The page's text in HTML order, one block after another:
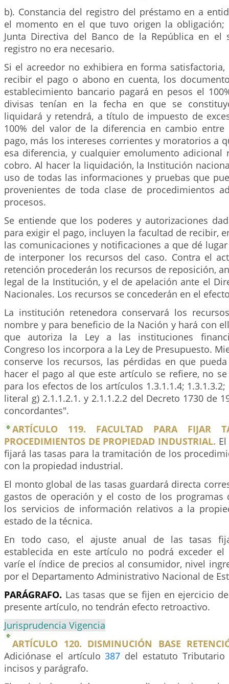
b). Constancia del registro del préstamo en a
el momento en el que tuvo origen la
Junta Directiva del Banco de la República en el
registro no era necesario.
Si el acreedor no exhibiera en forma
recibir el pago o abono en cuenta, los
establecimiento bancario pagará en pesos el
divisas tenían en la fecha en que se
liquidará y retendrá, a título de impuesto de
100% del valor de la diferencia en cambio
pago, más los intereses corrientes y moratorios a
esa diferencia, y cualquier emolumento adicional
cobro. Al hacer la liquidación, la Institución
uso de todas las informaciones y pruebas que
provenientes de toda clase de procedimientos
procesos.
Se entiende que los poderes y autorizaciones
para exigir el pago, incluyen la facultad de recibir,
las comunicaciones y notificaciones a que dé
de interponer los recursos del caso. Contra el
retención procederán los recursos de reposición,
legal de la Institución, y el de apelación ante el
Nacionales. Los recursos se concederán en el
La institución retenedora conservará los
nombre y para beneficio de la Nación y hará con
que autoriza la Ley a las instituciones
Congreso los incorpora a la Ley de Presupuesto.
conserve los recursos, las pérdidas en que
hacer el pago al que este artículo se refiere, no
para los efectos de los artículos 1.3.1.1.4; 1.3.1.3.2;
literal g) 2.1.1.2.1. y 2.1.1.2.2 del Decreto 1730 de
concordantes".
ARTÍCULO 119. FACULTAD PARA FIJAR
PROCEDIMIENTOS DE PROPIEDAD INDUSTRIAL.
fijará las tasas para la tramitación de los
con la propiedad industrial.
El monto global de las tasas guardará directa
gastos de operación y el costo de los programas
los servicios de información relativos a la
estado de la técnica.
En todo caso, el ajuste anual de las tasas
establecida en este artículo no podrá exceder el
varíe el índice de precios al consumidor, nivel
por el Departamento Administrativo Nacional de
PARÁGRAFO. Las tasas que se fijen en ejercicio
presente artículo, no tendrán efecto retroactivo.
Jurisprudencia Vigencia
ARTÍCULO 120. DISMINUCIÓN BASE
Adiciónase el artículo387 del estatuto
incisos y parágrafo.